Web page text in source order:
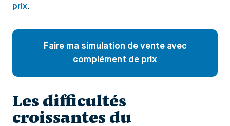
prix.
Faire ma simulation de vente avec
complément de prix
Les difficultés
croissantes du